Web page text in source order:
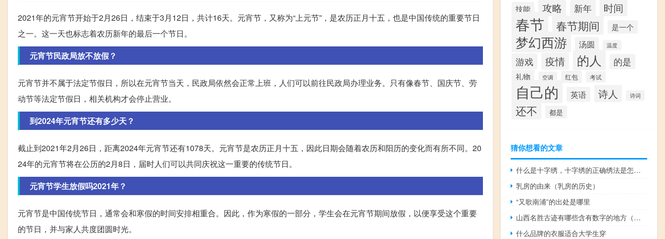
2021年的元宵节开始于2月26日，结束于3月12日，共计16天。元宵节，又称为“上元节”，是农历正月十五，也是中国传统的重要节日
之一。这一天也标志着农历新年的最后一个节日。
元宵节民政局放不放假？
元宵节并不属于法定节假日，所以在元宵节当天，民政局依然会正常上班，人们可以前往民政局办理业务。只有像春节、国庆节、劳
动节等法定节假日，相关机构才会停止营业。
到2024年元宵节还有多少天？
截止到2021年2月26日，距离2024年元宵节还有1078天。元宵节是农历正月十五，因此日期会随着农历和阳历的变化而有所不同。20
24年的元宵节将在公历的2月8日，届时人们可以共同庆祝这一重要的传统节日。
元宵节学生放假吗2021年？
元宵节是中国传统节日，通常会和寒假的时间安排相重合。因此，作为寒假的一部分，学生会在元宵节期间放假，以便享受这个重要
的节日，并与家人共度团圆时光。
技能
攻略 新年 时间
春节 春节期间 是一个
梦幻西游 汤圆 温度
游戏 疫情 的人 的是
礼物 空调 红包 考试
自己的 英语 诗人 诗词
还不 都是
猜你想看的文章
什么是十字绣，十字绣的正确绣法是怎样绣的？
乳房的由来（乳房的历史）
“又歌南浦”的出处是哪里
山西名胜古迹有哪些含有数字的地方（山西名胜古迹有哪些）
什么品牌的衣服适合大学生穿